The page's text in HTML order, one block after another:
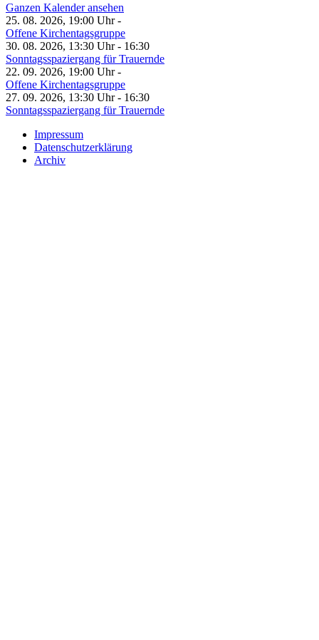
Ganzen Kalender ansehen
25. 08. 2026, 19:00 Uhr -
Offene Kirchentagsgruppe
30. 08. 2026, 13:30 Uhr - 16:30
Sonntagsspaziergang für Trauernde
22. 09. 2026, 19:00 Uhr -
Offene Kirchentagsgruppe
27. 09. 2026, 13:30 Uhr - 16:30
Sonntagsspaziergang für Trauernde
Impressum
Datenschutzerklärung
Archiv